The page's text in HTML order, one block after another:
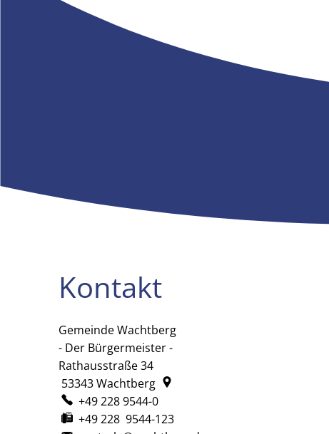
Kontakt
Gemeinde Wachtberg
- Der Bürgermeister -
Rathausstraße 34
53343Wachtberg
+49 228 9544-0
+49 228 9544-123